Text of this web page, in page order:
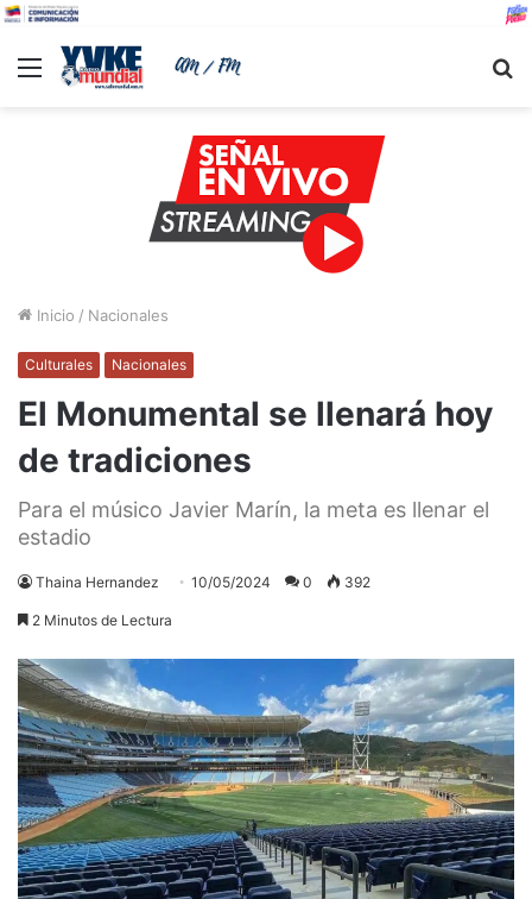
Menu
Inicio / Nacionales
Culturales Nacionales
El Monumental se llenará hoy
de tradiciones
Para el músico Javier Marín, la meta es llenar el
estadio
Thaina Hernandez 10/05/2024 0 392
2 Minutos de Lectura